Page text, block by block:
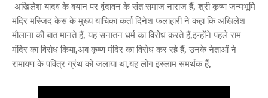
अखिलेश यादव के बयान पर वृंदावन के संत समाज नाराज हैं, श्री कृष्ण जन्मभूमि
मंदिर मस्जिद केस के मुख्य याचिका कर्ता दिनेश फलाहारी ने कहा कि अखिलेश
मौलाना की बात मानते हैं, यह सनातन धर्म का विरोध करते हैं,इन्होंने पहले राम
मंदिर का विरोध किया,अब कृष्ण मंदिर का विरोध कर रहे हैं, उनके नेताओं ने
रामायण के पवित्र ग्रंथ को जलाया था,यह लोग इस्लाम समर्थक हैं,